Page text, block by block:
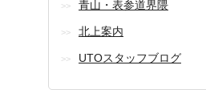
青山・表参道界隈
北上案内
UTOスタッフブログ